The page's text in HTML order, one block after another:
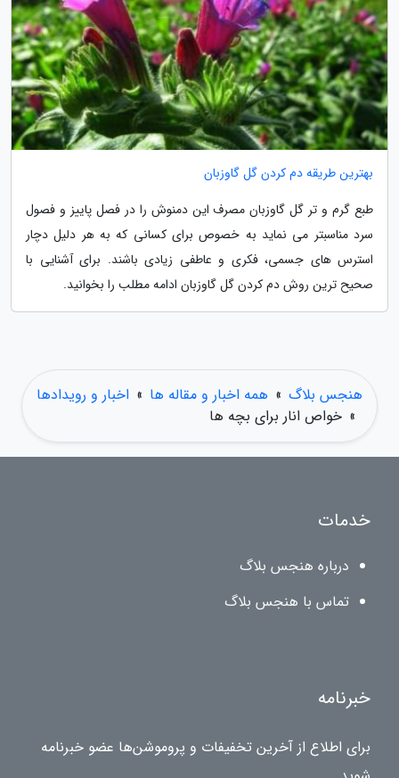
بهترین طریقه دم کردن گل گاوزبان
طبع گرم و تر گل گاوزبان مصرف این دمنوش را در فصل پاییز و فصول
سرد مناسبتر می نماید به خصوص برای کسانی که به هر دلیل دچار
استرس های جسمی، فکری و عاطفی زیادی باشند. برای آشنایی با
صحیح ترین روش دم کردن گل گاوزبان ادامه مطلب را بخوانید.
هنجس بلاگ » همه اخبار و مقاله ها » اخبار و رویدادها
» خواص انار برای بچه ها
خدمات
درباره هنجس بلاگ
تماس با هنجس بلاگ
خبرنامه
برای اطلاع از آخرین تخفیفات و پروموشن‌ها عضو خبرنامه